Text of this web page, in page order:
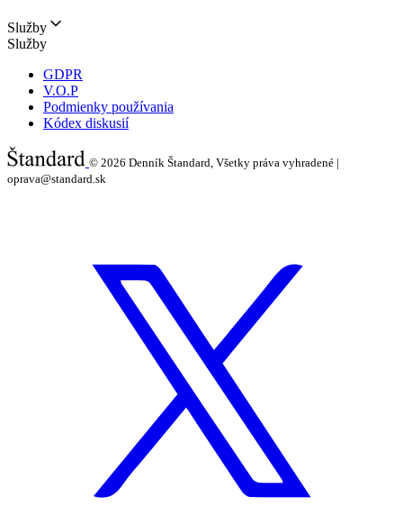
Služby
Služby
GDPR
V.O.P
Podmienky používania
Kódex diskusií
© 2026 Denník Štandard, Všetky práva vyhradené |
oprava@standard.sk